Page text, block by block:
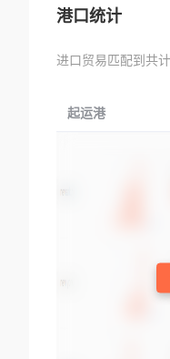
港口统计
进口贸易匹配到共计
起运港